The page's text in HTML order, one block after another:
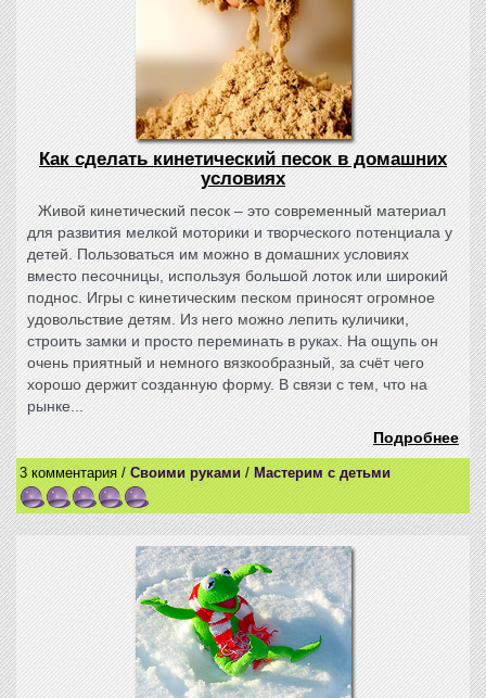
Как сделать кинетический песок в домашних
условиях
Живой кинетический песок – это современный материал
для развития мелкой моторики и творческого потенциала у
детей. Пользоваться им можно в домашних условиях
вместо песочницы, используя большой лоток или широкий
поднос. Игры с кинетическим песком приносят огромное
удовольствие детям. Из него можно лепить куличики,
строить замки и просто переминать в руках. На ощупь он
очень приятный и немного вязкообразный, за счёт чего
хорошо держит созданную форму. В связи с тем, что на
рынке...
Подробнее
3 комментария / Своими руками / Мастерим с детьми